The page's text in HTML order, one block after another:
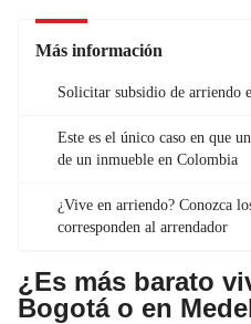
Más información
Solicitar subsidio de arriendo
Este es el único caso en que
de un inmueble en Colombia
¿Vive en arriendo? Conozca
corresponden al arrendador
¿Es más barato
Bogotá o en